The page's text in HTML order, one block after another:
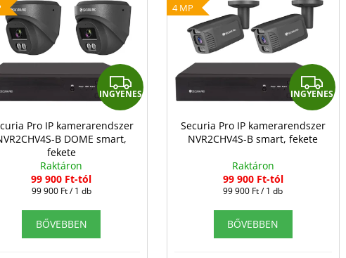
I
N
G
INGYENES
Pro IP kamerarendszer
B DOME smart,
fekete
Raktáron
99 900 Ft-tól
Egységár:
99 900 Ft / 1 db
BŐVEBBEN
4 MP
I
N
G
INGYENES
Securia Pro IP kamerarendszer
NVR2CHV4S-B smart, fekete
Raktáron
99 900 Ft-tól
Egységár:
99 900 Ft / 1 db
BŐVEBBEN